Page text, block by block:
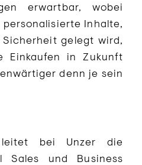
erwartbar, wobei
Inhalte,
gelegt wird,
Einkaufen in Zukunft
denn je sein
leitet bei Unzer die
Sales und Business